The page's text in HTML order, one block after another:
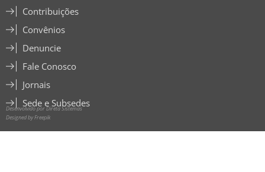
Contribuições
Convênios
Denuncie
Fale Conosco
Jornais
Sede e Subsedes
Desenvolvido por Direta Sistemas
Designed by Freepik